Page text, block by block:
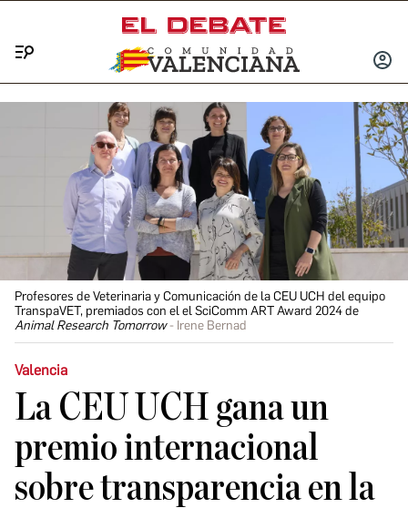
INICIAR
Profesores de Veterinaria y Comunicación de la CEU UCH del equipo
TranspaVET, premiados con el el SciComm ART Award 2024 de
Animal Research Tomorrow
Irene Bernad
Valencia
La CEU UCH gana un
premio internacional
sobre transparencia en la